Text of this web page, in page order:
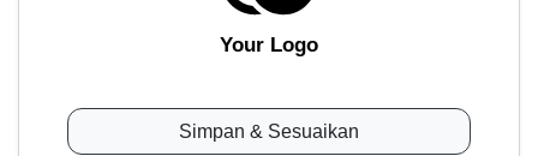
Your Logo
Simpan & Sesuaikan